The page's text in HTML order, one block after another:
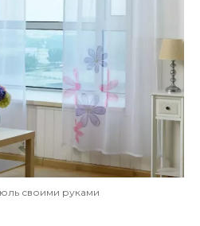
своими руками